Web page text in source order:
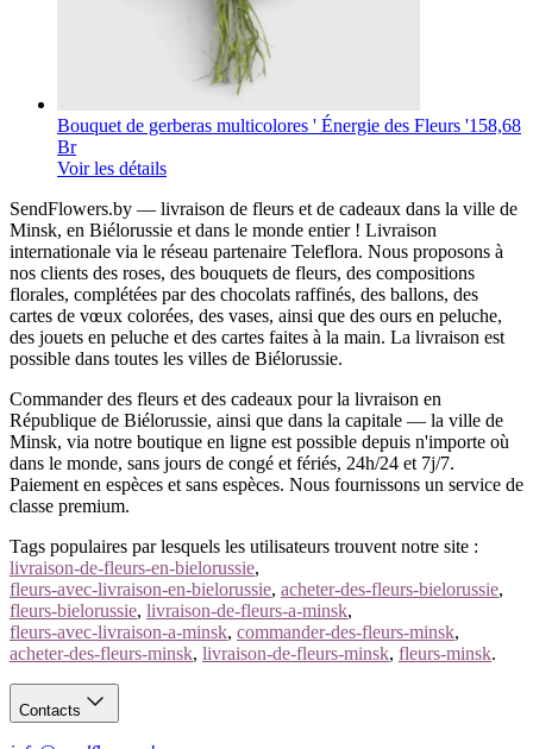
Bouquet de gerberas multicolores ' Énergie des Fleurs '158,68
Br
Voir les détails
SendFlowers.by — livraison de fleurs et de cadeaux dans la ville de
Minsk, en Biélorussie et dans le monde entier ! Livraison
internationale via le réseau partenaire Teleflora. Nous proposons à
nos clients des roses, des bouquets de fleurs, des compositions
florales, complétées par des chocolats raffinés, des ballons, des
cartes de vœux colorées, des vases, ainsi que des ours en peluche,
des jouets en peluche et des cartes faites à la main. La livraison est
possible dans toutes les villes de Biélorussie.
Commander des fleurs et des cadeaux pour la livraison en
République de Biélorussie, ainsi que dans la capitale — la ville de
Minsk, via notre boutique en ligne est possible depuis n'importe où
dans le monde, sans jours de congé et fériés, 24h/24 et 7j/7.
Paiement en espèces et sans espèces. Nous fournissons un service de
classe premium.
Tags populaires par lesquels les utilisateurs trouvent notre site :
livraison-de-fleurs-en-bielorussie,
fleurs-avec-livraison-en-bielorussie, acheter-des-fleurs-bielorussie,
fleurs-bielorussie, livraison-de-fleurs-a-minsk,
fleurs-avec-livraison-a-minsk, commander-des-fleurs-minsk,
acheter-des-fleurs-minsk, livraison-de-fleurs-minsk, fleurs-minsk.
Contacts